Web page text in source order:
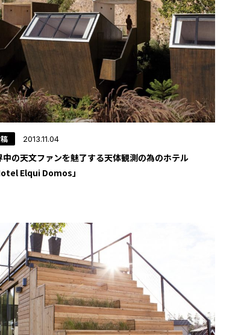
2013.11.04
中の天文ファンを魅了する天体観測の為のホテル
Elqui Domos」